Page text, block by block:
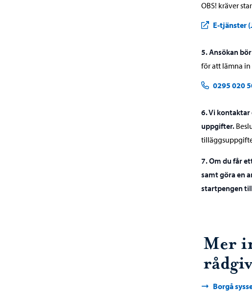
OBS! kräver
E-tjänster
5. Ansökan
för att lämna
0295 020
6. Vi
uppgifter.
7. Om du får
samt göra en
startpengen
Mer
Borgå